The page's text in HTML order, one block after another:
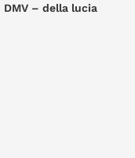
DMV – della lucia